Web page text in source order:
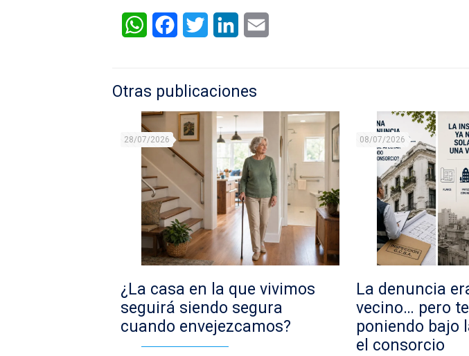
WhatsAppFacebookTwitter LinkedIn
Otras publicaciones
28/07/2026
¿La casa en la que vivimos
seguirá siendo segura
cuando envejezcamos?
08/07/2026
La denuncia
vecino… pero
poniendo bajo
el consorcio